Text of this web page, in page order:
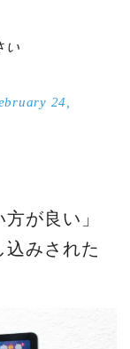
い
24,
が良い」
込みされた